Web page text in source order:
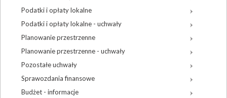
Podatki i opłaty lokalne
Podatki i opłaty lokalne - uchwały
Planowanie przestrzenne
Planowanie przestrzenne - uchwały
Pozostałe uchwały
Sprawozdania finansowe
Budżet - informacje